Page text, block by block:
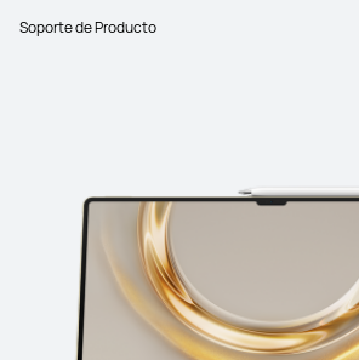
Soporte de Producto